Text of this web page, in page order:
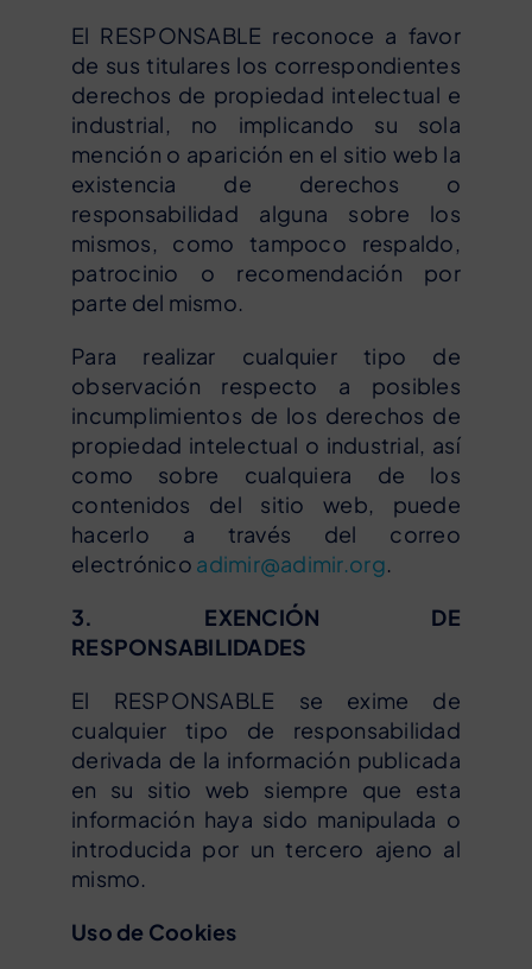
El RESPONSABLE reconoce a favor
de sus titulares los correspondientes
derechos de propiedad intelectual e
industrial, no implicando su sola
mención o aparición en el sitio web la
existencia de derechos o
responsabilidad alguna sobre los
mismos, como tampoco respaldo,
patrocinio o recomendación por
parte del mismo.
Para realizar cualquier tipo de
observación respecto a posibles
incumplimientos de los derechos de
propiedad intelectual o industrial, así
como sobre cualquiera de los
contenidos del sitio web, puede
hacerlo a través del correo
electrónico adimir@adimir.org
3. EXENCIÓN DE
RESPONSABILIDADES
El RESPONSABLE se exime de
cualquier tipo de responsabilidad
derivada de la información publicada
en su sitio web siempre que esta
información haya sido manipulada o
introducida por un tercero ajeno al
mismo.
Uso de Cookies